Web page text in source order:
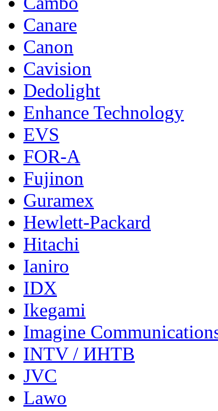
Canare
Canon
Cavision
Dedolight
Enhance Technology
EVS
FOR-A
Fujinon
Guramex
Hewlett-Packard
Hitachi
Ianiro
IDX
Ikegami
Imagine
INTV / ИНТВ
JVC
Lawo